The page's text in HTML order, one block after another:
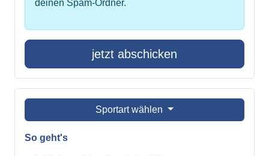
deinen Spam-Ordner.
jetzt abschicken
Sportart wählen
So geht's